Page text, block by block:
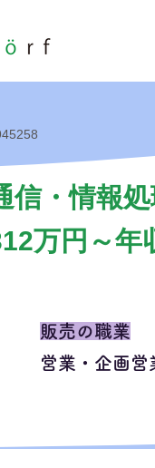
信・情報
万円～年
販売の職業
営業・企画営